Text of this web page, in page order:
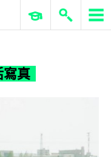
寫真
ERP 與商業 AI
寫真